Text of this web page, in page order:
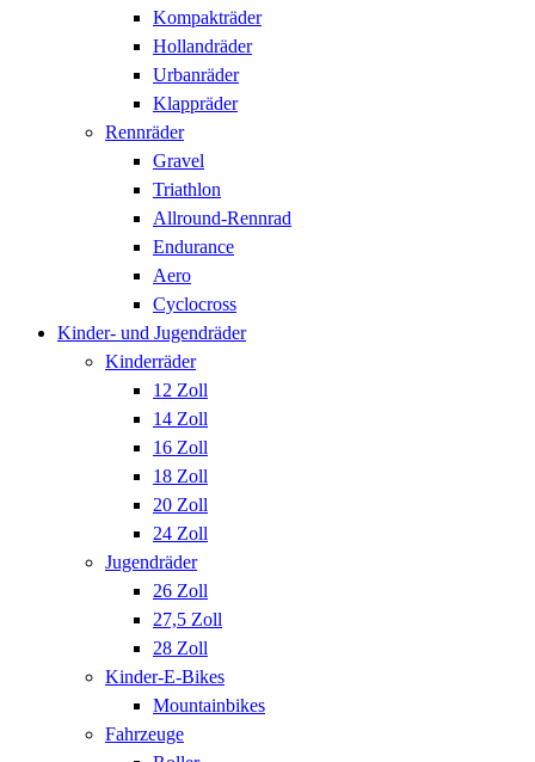
Kompakträder
Hollandräder
Urbanräder
Klappräder
Rennräder
Gravel
Triathlon
Allround-Rennrad
Endurance
Aero
Cyclocross
Kinder- und Jugendräder
Kinderräder
12 Zoll
14 Zoll
16 Zoll
18 Zoll
20 Zoll
24 Zoll
Jugendräder
26 Zoll
27,5 Zoll
28 Zoll
Kinder-E-Bikes
Mountainbikes
Fahrzeuge